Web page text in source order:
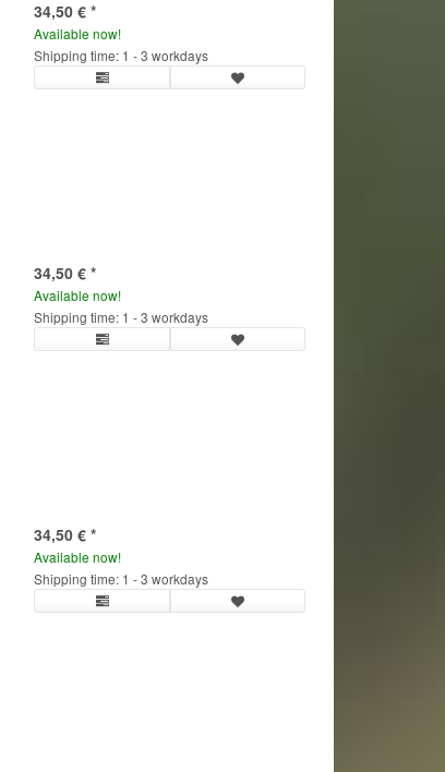
34,50 € *
Available now!
Shipping time: 1 - 3 workdays
34,50 € *
Available now!
Shipping time: 1 - 3 workdays
34,50 € *
Available now!
Shipping time: 1 - 3 workdays